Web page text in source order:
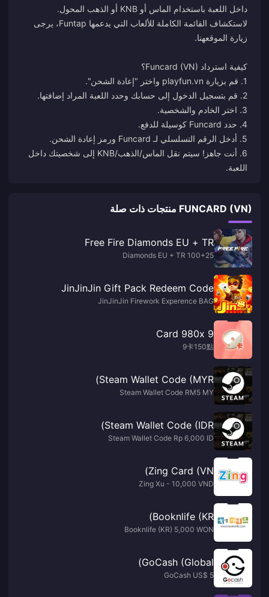
لاستكشاف القائمة الكاملة للألعاب التي يدعمها Funtap، يرجى
زيارة الموقعهنا
6. أنت جاهز! سيتم نقل الماس/الذهب/KNB إلى شخصيتك داخل
اللعبة.
FUNCARD (VN) منتجات ذات صلة
Free Fire Diamonds EU + TR
100+25 Diamonds EU + TR
JinJinJin Gift Pack Redeem Code
JinJinJin Firework Experence BAG
9 Card 980x
9卡150點
Steam Wallet Code (MYR)
Steam Wallet Code RM5 MY
Steam Wallet Code (IDR)
Steam Wallet Code Rp 6,000 ID
Zing Card (VN)
Zing Xu - 10,000 VND
Booknlife (KR)
Booknlife (KR) 5,000 WON
GoCash (Global)
GoCash US$ 5